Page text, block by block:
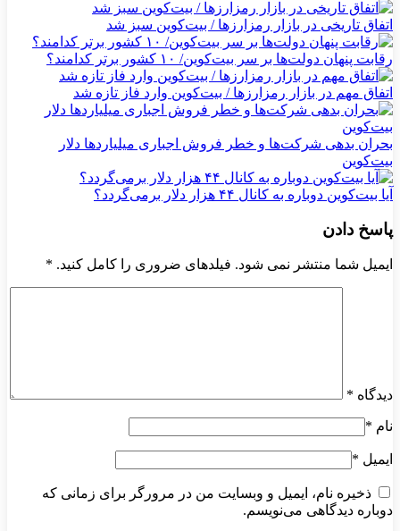
اتفاق تاریخی در بازار رمزارزها / بیت‌کوین سبز شد
رقابت پنهان دولت‌ها بر سر بیت‌کوین/ ۱۰ کشور برتر کدامند؟
اتفاق مهم در بازار رمزارزها / بیت‌کوین وارد فاز تازه شد
بحران بدهی شرکت‌ها و خطر فروش اجباری میلیاردها دلار
بیت‌کوین
آیا بیت‌کوین دوباره به کانال ۴۴ هزار دلار برمی‌گردد؟
پاسخ دادن
ایمیل شما منتشر نمی شود. فیلدهای ضروری را کامل کنید. *
دیدگاه *
نام *
ایمیل *
ذخیره نام، ایمیل و وبسایت من در مرورگر برای زمانی که
دوباره دیدگاهی می‌نویسم.